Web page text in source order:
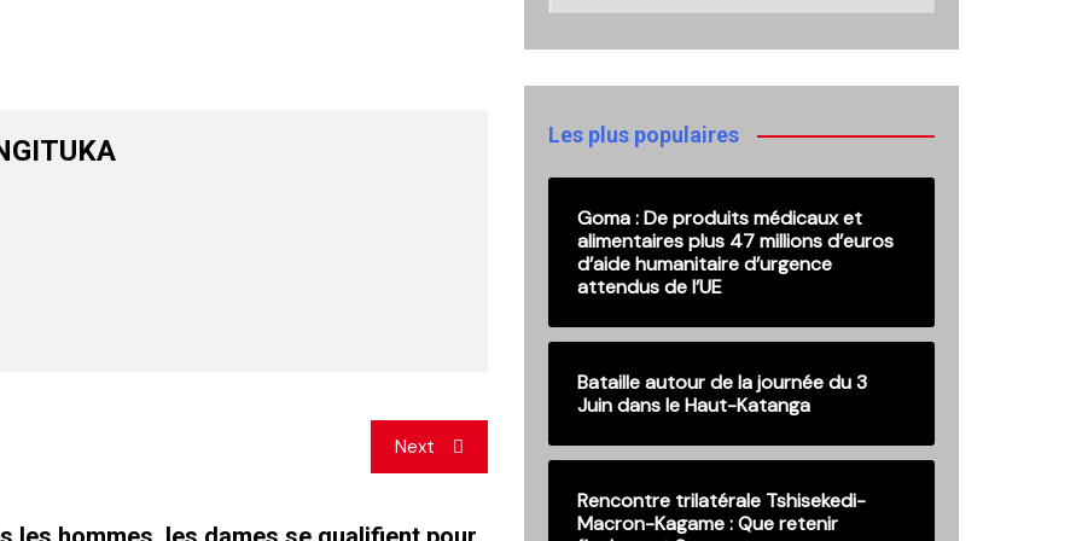
Next
anciennes
publications
Les plus populaires
Goma : De produits médicaux et
alimentaires plus 47 millions d’euros
d’aide humanitaire d’urgence
attendus de l’UE
Bataille autour de la journée du 3
Juin dans le Haut-Katanga
Rencontre trilatérale Tshisekedi-
Macron-Kagame : Que retenir